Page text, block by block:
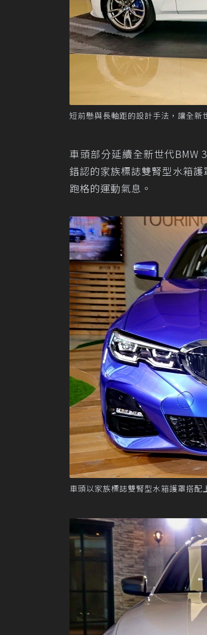
短前懸與長軸距的設計手法，讓全
車頭部分延續全新世代BMW
錯認的家族標誌雙腎型水箱護
跑格的運動氣息。
車頭以家族標誌雙腎型水箱護罩搭